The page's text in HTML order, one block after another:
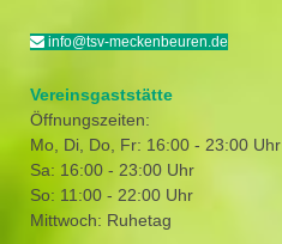
info@tsv-meckenbeuren.de
Vereinsgaststätte
Öffnungszeiten:
Mo, Di, Do, Fr: 16:00 - 23:00 Uhr
Sa: 16:00 - 23:00 Uhr
So: 11:00 - 22:00 Uhr
Mittwoch: Ruhetag